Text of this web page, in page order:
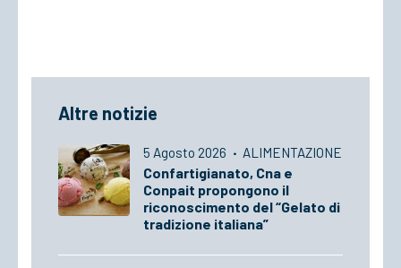
Altre notizie
5 Agosto 2026 · ALIMENTAZIONE
Confartigianato, Cna e
Conpait propongono il
riconoscimento del “Gelato di
tradizione italiana”